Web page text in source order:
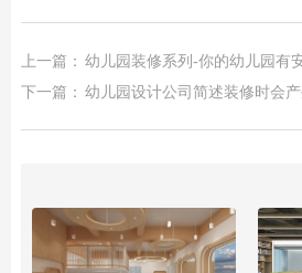
上一篇： 幼儿园装修系列-你的幼儿园有
下一篇： 幼儿园设计公司简述装修时会